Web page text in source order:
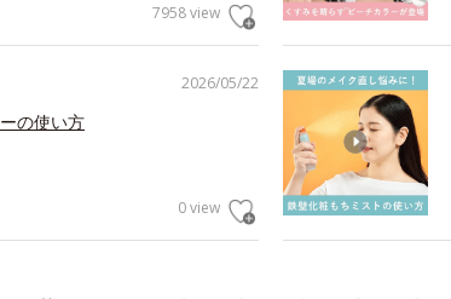
7958 view
2026/05/22
の使い方
0 view